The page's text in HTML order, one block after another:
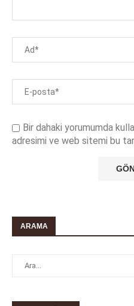
Bir dahaki yorumumda
adresimi ve web sitemi bu
ARAMA